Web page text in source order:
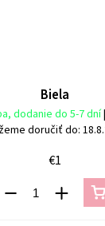
Biela
dodanie do 5-7 dní
doručiť do:
€1